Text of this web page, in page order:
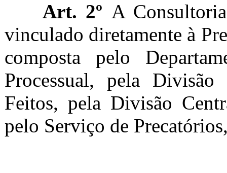
Art. 2º A
vinculado diretamente à
composta pelo
Processual, pela
Feitos, pela Divisão
pelo Serviço de